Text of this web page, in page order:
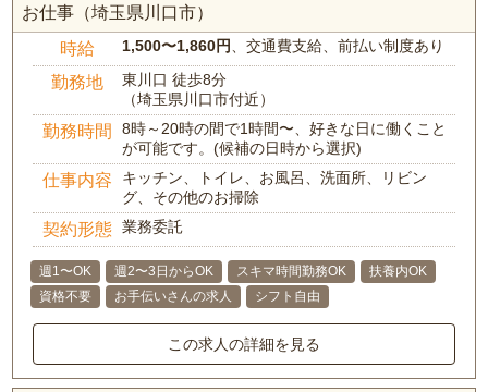
お仕事（埼玉県川口市）
時給 1,500〜1,860円、交通費支給、前払い制度あり
勤務地
東川口 徒歩8分
（埼玉県川口市付近）
勤務時間
8時～20時の間で1時間〜、好きな日に働くこと
が可能です。(候補の日時から選択)
仕事内容
キッチン、トイレ、お風呂、洗面所、リビン
グ、その他のお掃除
契約形態 業務委託
週1〜OK 週2〜3日からOK スキマ時間勤務OK
扶養内OK
資格不要
お手伝いさんの求人 シフト自由
この求人の詳細を見る